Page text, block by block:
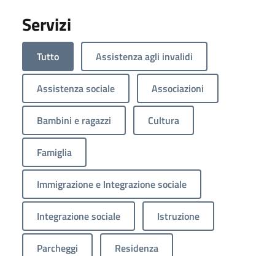
Servizi
Tutto Assistenza agli invalidi
Assistenza sociale Associazioni
Bambini e ragazzi Cultura
Famiglia
Immigrazione e Integrazione sociale
Integrazione sociale Istruzione
Parcheggi Residenza